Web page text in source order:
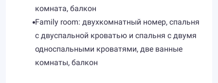
комната, балкон
Family room: двухкомнатный номер, спальня
с двуспальной кроватью и спальня с двумя
односпальными кроватями, две ванные
комнаты, балкон